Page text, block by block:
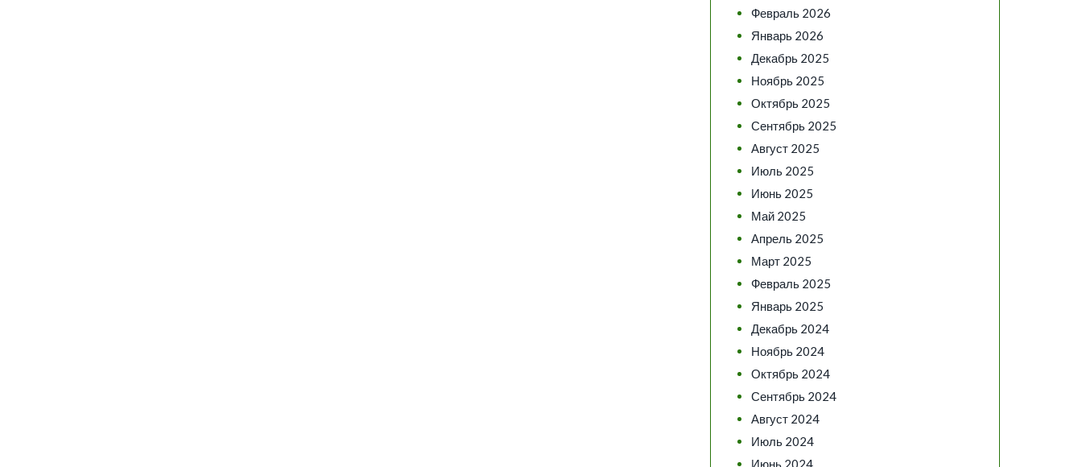
Февраль 2026
Январь 2026
Декабрь 2025
Ноябрь 2025
Октябрь 2025
Сентябрь 2025
Август 2025
Июль 2025
Июнь 2025
Май 2025
Апрель 2025
Март 2025
Февраль 2025
Январь 2025
Декабрь 2024
Ноябрь 2024
Октябрь 2024
Сентябрь 2024
Август 2024
Июль 2024
Июнь 2024